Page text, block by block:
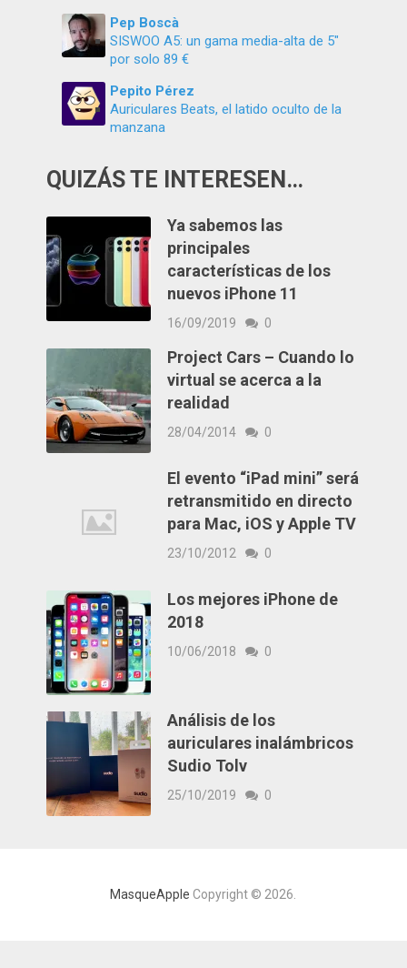
Pep Boscà
SISWOO A5: un gama media-alta de 5″
por solo 89 €
Pepito Pérez
Auriculares Beats, el latido oculto de la
manzana
QUIZÁS TE INTERESEN…
Ya sabemos las
principales
características de los
nuevos iPhone 11
16/09/2019 0
Project Cars – Cuando lo
virtual se acerca a la
realidad
28/04/2014 0
El evento “iPad mini” será
retransmitido en directo
para Mac, iOS y Apple TV
23/10/2012 0
Los mejores iPhone de
2018
10/06/2018 0
Análisis de los
auriculares inalámbricos
Sudio Tolv
25/10/2019 0
MasqueApple Copyright © 2026.